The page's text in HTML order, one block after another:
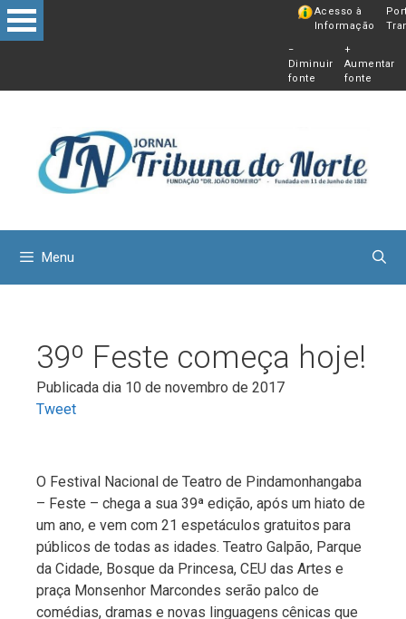
Pular
para
Acesso à
Informação
−
Diminuir
fonte
+
Aumentar
fonte
Menu
39º Feste começa hoje!
Publicada dia 10 de novembro de 2017
Tweet
O Festival Nacional de Teatro de Pindamonhangaba
– Feste – chega a sua 39ª edição, após um hiato de
um ano, e vem com 21 espetáculos gratuitos para
públicos de todas as idades. Teatro Galpão, Parque
da Cidade, Bosque da Princesa, CEU das Artes e
praça Monsenhor Marcondes serão palco de
comédias, dramas e novas linguagens cênicas que